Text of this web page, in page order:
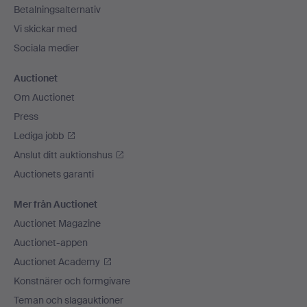
Betalningsalternativ
Vi skickar med
Sociala medier
Auctionet
Om Auctionet
Press
Lediga jobb
Anslut ditt auktionshus
Auctionets garanti
Mer från Auctionet
Auctionet Magazine
Auctionet-appen
Auctionet Academy
Konstnärer och formgivare
Teman och slagauktioner